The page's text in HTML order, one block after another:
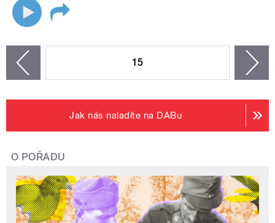
15
Jak nás naladíte na DABu
O POŘADU